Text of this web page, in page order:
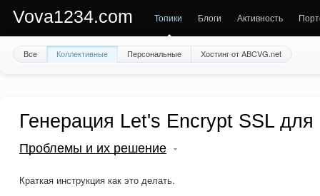
Vova1234.com Топики Блоги Активность
Все Коллективные Персональные Хостинг от ABCVG.net
Генерация Let's Encrypt SSL для
Проблемы и их решение
Краткая инструкция как это делать.